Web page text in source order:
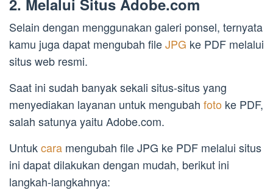
Selain dengan menggunakan galeri ponsel, ternyata
kamu juga dapat mengubah fileJPG ke PDF melalui
situs web resmi.
Saat ini sudah banyak sekali situs-situs yang
menyediakan layanan untuk mengubah foto ke PDF,
salah satunya yaitu Adobe.com.
Untukcara mengubah file JPG ke PDF melalui situs
ini dapat dilakukan dengan mudah, berikut ini
langkah-langkahnya: